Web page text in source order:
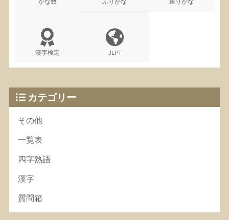
漢字検定 JLPT
カテゴリー
その他
一覧表
四字熟語
漢字
質問箱